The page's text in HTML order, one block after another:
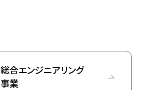
総合エンジニアリング
事業